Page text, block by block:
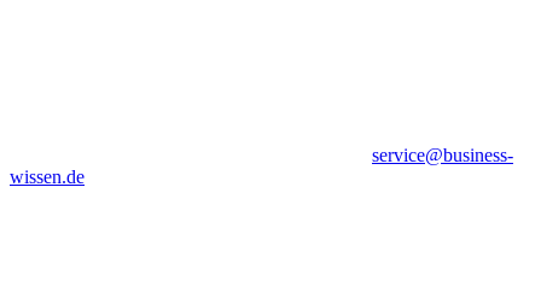
service@business-
wissen.de